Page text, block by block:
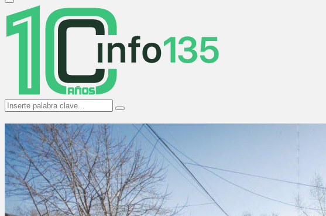
Primary
Menu
Search
for:
Search